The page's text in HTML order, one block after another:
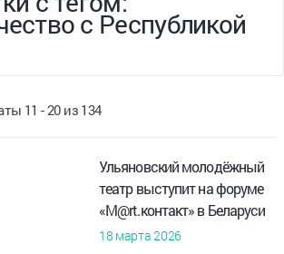
с Республикой
11 - 20 из 134
Ульяновский молодёжный
театр выступит на форуме
«M@rt.контакт» в Беларуси
18 марта 2026